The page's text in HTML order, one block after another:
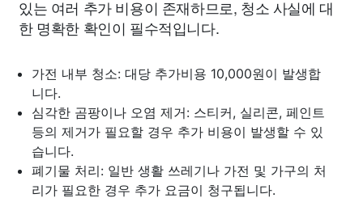
있는 여러 추가 비용이 존재하므로, 청소 사실에 대
한 명확한 확인이 필수적입니다.
가전 내부 청소: 대당 추가비용 10,000원이 발생합
니다.
심각한 곰팡이나 오염 제거: 스티커, 실리콘, 페인트
등의 제거가 필요할 경우 추가 비용이 발생할 수 있
습니다.
폐기물 처리: 일반 생활 쓰레기나 가전 및 가구의 처
리가 필요한 경우 추가 요금이 청구됩니다.